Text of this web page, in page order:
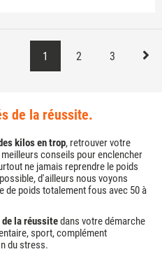
1 2 3
de la réussite.
kilos en trop, retrouver votre
conseils pour enclencher
ne jamais reprendre le poids
d'ailleurs nous voyons
de poids totalement fous avec 50 à
la réussitedans votre démarche
sport, complément
du stress.